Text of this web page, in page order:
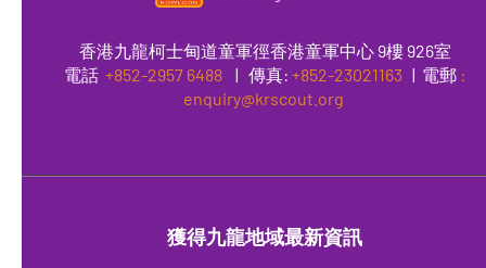
香港九龍柯士甸道童軍徑香港童軍中心 9樓 926室
電話 +852-2957 6488 | 傳真: +852-23021163 | 電郵 :
enquiry@krscout.org
獲得九龍地域最新資訊